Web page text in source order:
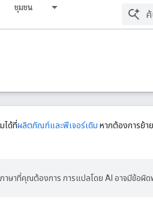
ชุมชน
ได้ที่ผลิตภัณฑ์และฟีเจอร์เดิม หากต้องการย้า
าษาที่คุณต้องการ การแปลโดย AI อาจมีข้อผิ